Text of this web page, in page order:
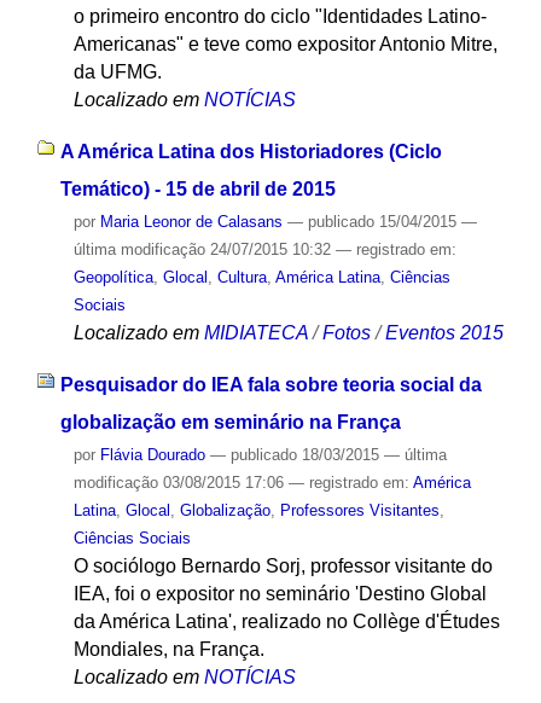
o primeiro encontro do ciclo "Identidades Latino-
Americanas" e teve como expositor Antonio Mitre,
da UFMG.
Localizado em NOTÍCIAS
A América Latina dos Historiadores (Ciclo
Temático) - 15 de abril de 2015
por Maria Leonor de Calasans — publicado15/04/2015 —
última modificação24/07/2015 10:32 — registrado em:
Geopolítica, Glocal , Cultura, América Latina, Ciências
Sociais
Localizado em MIDIATECA /Fotos /Eventos 2015
Pesquisador do IEA fala sobre teoria social da
globalização em seminário na França
por Flávia Dourado — publicado18/03/2015 — última
modificação03/08/2015 17:06 — registrado em: América
Latina, Glocal Globalização, Professores Visitantes
Ciências Sociais
O sociólogo Bernardo Sorj, professor visitante do
IEA, foi o expositor no seminário 'Destino Global
da América Latina', realizado no Collège d'Études
Mondiales, na França.
Localizado em NOTÍCIAS